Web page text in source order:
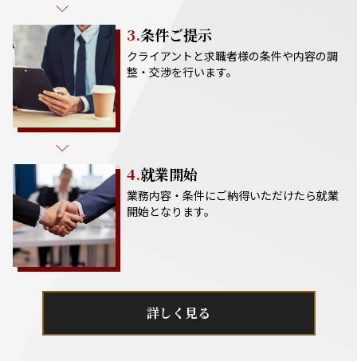
3.条件ご提示
クライアントと求職者様の条件や内容の調
整・交渉を行います。
4.就業開始
業務内容・条件にご納得いただけたら就業
開始となります。
詳しく見る